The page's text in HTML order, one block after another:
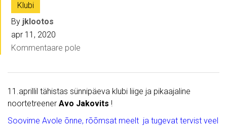
Klubi
By jklootos
apr 11, 2020
Kommentaare pole
11.aprillil tähistas sünnipäeva klubi liige ja pikaajaline
noortetreener Avo Jakovits !
Soovime Avole õnne, rõõmsat meelt ja tugevat tervist veel